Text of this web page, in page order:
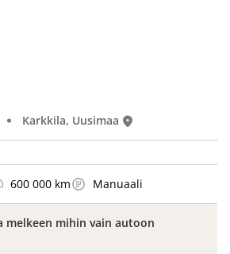
Karkkila, Uusimaa
600 000 km Manuaali
melkeen mihin vain autoon